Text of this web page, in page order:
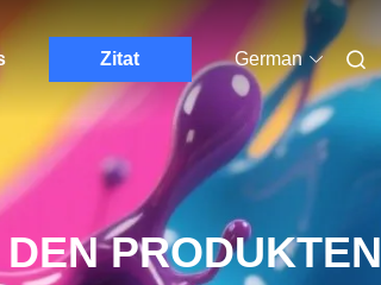
Zitat German
PRODUKTEN